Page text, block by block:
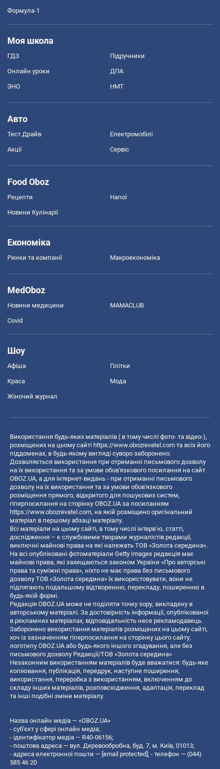
Формула-1
Моя школа
ГДЗ Підручники
Онлайн уроки ДПА
ЗНО НМТ
Авто
Тест Драйв Електромобілі
Акції Сервіс
Food Oboz
Рецепти Напої
Новини Кулінарії
Економіка
Ринки та компанії Макроекономіка
MedOboz
Новини медицини MAMACLUB
Covid
Шоу
Афіша Плітки
Краса Мода
Жіночий журнал
Використання будь-яких матеріалів ( в тому числі фото- та відео-),
розміщених на цьому сайті https://www.obozrevatel.com та всіх його
піддоменах, в будь-якому вигляді суворо заборонено.
Дозволяється використання при отриманні письмового дозволу
на їх використання та за умови обов'язкового посилання на сайт
OBOZ.UA, а для інтернет-видань - при отриманні письмового
дозволу на їх використання та за умови обов'язкового
розміщення прямого, відкритого для пошукових систем,
гіперпосилання на сторінку OBOZ.UA за посиланням
https://www.obozrevatel.com, на якій розміщено оригінальний
матеріал в першому абзаці матеріалу.
Всі матеріали на цьому сайті, в тому числі інтерв’ю, статті,
дослідження – є службовими творами журналістів редакції,
виключні майнові права на які належать ТОВ «Золота середина».
На всі опубліковані фотоматеріали Getty Images редакція має
майнові права, які захищаються законом України «Про авторські
права та суміжні права», ніхто не має права без письмового
дозволу ТОВ «Золота середина» їх використовувати, вони не
підлягають подальшому відтворенню, перекладу, поширенню в
будь-якій формі.
Редакція OBOZ.UA може не поділяти точку зору, викладену в
авторському матеріалі. За достовірність інформації, опублікованої
в рекламних матеріалах, відповідальність несе рекламодавець.
Заборонено використання матеріалів розміщених на цьому сайті,
хоч із зазначенням гіперпосилання на сторінку цього сайту,
логотипу OBOZ.UA або будь-якого іншого згадування, але без
письмового дозволу Редакції/ТОВ «Золота середина»
Незаконним використанням матеріалів буде вважатися: будь-яке
копiювання, публiкацiя, передрук, наступне поширення,
використання, переробка з використанням, включенням до
складу інших матеріалів, розповсюдження, адаптація, переклад
та інші подібні зміни матеріалу.
Назва онлайн медіа — «OBOZ.UA»
- суб'єкт у сфері онлайн медіа;
- ідентифікатор медіа — R40-06156;
- поштова адреса — вул. Деревообробна, буд. 7, м. Київ, 01013;
- адреса електронної пошти — [email protected]; - телефон — (044)
585 46 20